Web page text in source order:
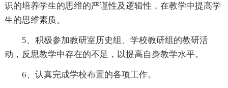
识的培养学生的思维的严谨性及逻辑性，在教学中提高学
生的思维素质。
5、积极参加教研室历史组、学校教研组的教研活
动，反思教学中存在的不足，以提高自身教学水平。
6、认真完成学校布置的各项工作。